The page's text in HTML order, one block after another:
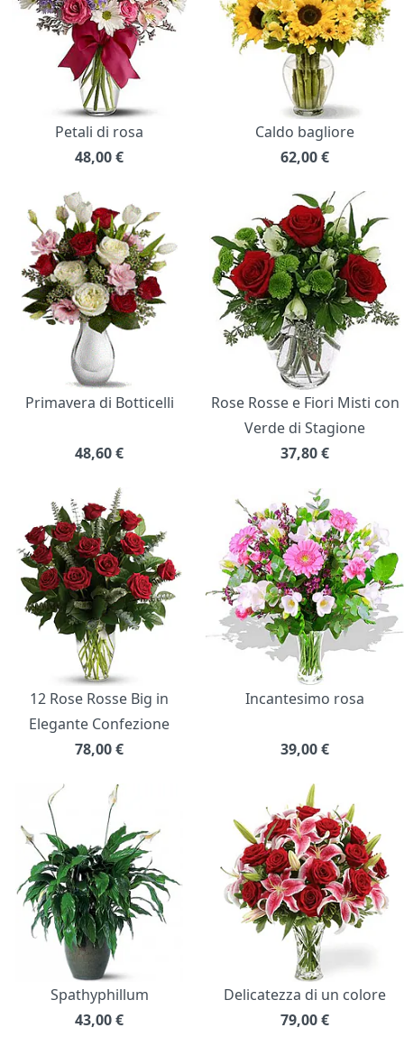
Petali di rosa
48,00€
Caldo bagliore
62,00€
Primavera di Botticelli
48,60€
Rose Rosse e Fiori Misti con
Verde di Stagione
37,80€
12 Rose Rosse Big in
Elegante Confezione
78,00€
Incantesimo rosa
39,00€
Spathyphillum
43,00€
Delicatezza di un colore
79,00€